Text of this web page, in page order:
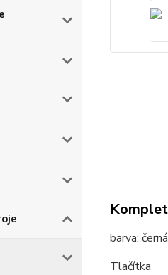
barva: černá
Tlačítka